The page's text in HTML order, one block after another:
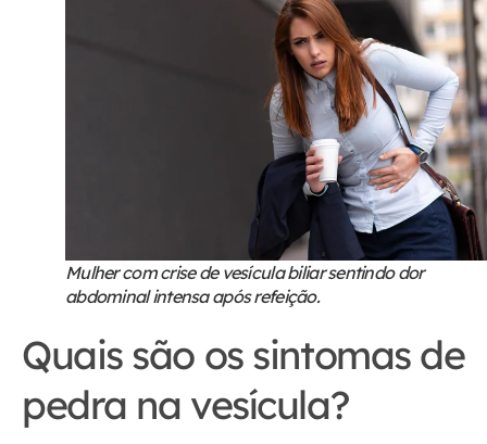
Mulher com crise de vesícula biliar sentindo dor
abdominal intensa após refeição.
Quais são os sintomas de
pedra na vesícula?